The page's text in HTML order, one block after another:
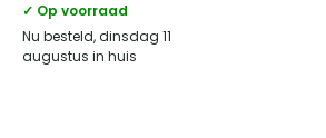
✓ Op voorraad
Nu besteld, dinsdag 11
augustus in huis